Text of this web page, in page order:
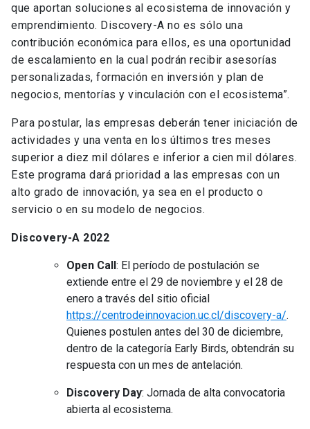
que aportan soluciones al ecosistema de innovación y
emprendimiento. Discovery-A no es sólo una
contribución económica para ellos, es una oportunidad
de escalamiento en la cual podrán recibir asesorías
personalizadas, formación en inversión y plan de
negocios, mentorías y vinculación con el ecosistema”.
Para postular, las empresas deberán tener iniciación de
actividades y una venta en los últimos tres meses
superior a diez mil dólares e inferior a cien mil dólares.
Este programa dará prioridad a las empresas con un
alto grado de innovación, ya sea en el producto o
servicio o en su modelo de negocios.
Discovery-A 2022
Open Call: El período de postulación se
extiende entre el 29 de noviembre y el 28 de
enero a través del sitio oficial
https://centrodeinnovacion.uc.cl/discovery-a/.
Quienes postulen antes del 30 de diciembre,
dentro de la categoría Early Birds, obtendrán su
respuesta con un mes de antelación.
Discovery Day: Jornada de alta convocatoria
abierta al ecosistema.